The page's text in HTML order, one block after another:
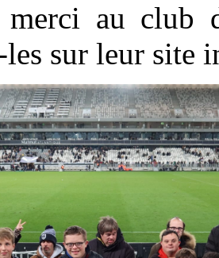
merci au club
sur leur site